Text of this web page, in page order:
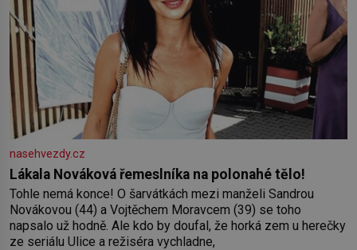
nasehvezdy.cz
Lákala Nováková řemeslníka na polonahé tělo!
Tohle nemá konce! O šarvátkách mezi manželi Sandrou
Novákovou (44) a Vojtěchem Moravcem (39) se toho
napsalo už hodně. Ale kdo by doufal, že horká zem u herečky
ze seriálu Ulice a režiséra vychladne,